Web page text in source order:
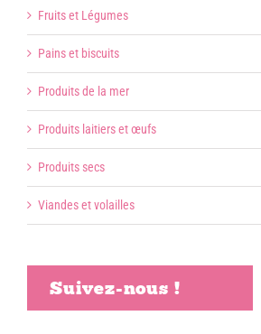
Fruits et Légumes
Pains et biscuits
Produits de la mer
Produits laitiers et œufs
Produits secs
Viandes et volailles
Suivez-nous !